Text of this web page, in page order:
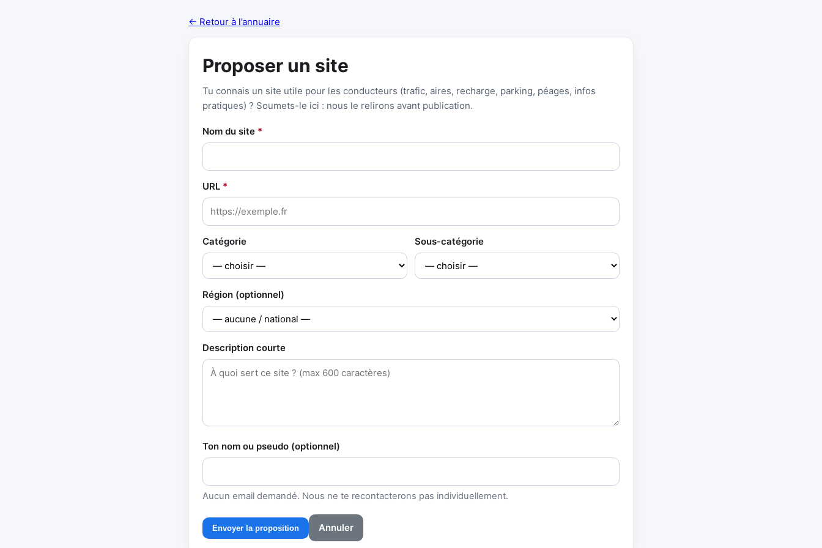
← Retour à l’annuaire
Proposer un site
Tu connais un site utile pour les conducteurs (trafic, aires, recharge, parking, péages, infos
pratiques) ? Soumets-le ici : nous le relirons avant publication.
Nom du site *
URL *
Catégorie Sous-catégorie
Région (optionnel)
Description courte
Ton nom ou pseudo (optionnel)
Aucun email demandé. Nous ne te recontacterons pas individuellement.
Envoyer la proposition Annuler